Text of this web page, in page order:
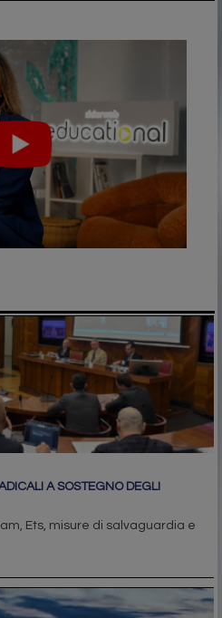
A SOSTEGNO DEGLI
Ets, misure di salvaguardia e